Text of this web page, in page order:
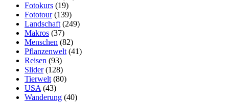
Fotokurs (19)
Fototour(139)
Landschaft (249)
Makros (37)
Menschen (82)
Pflanzenwelt (41)
Reisen (93)
Slider(128)
Tierwelt (80)
USA (43)
Wanderung (40)